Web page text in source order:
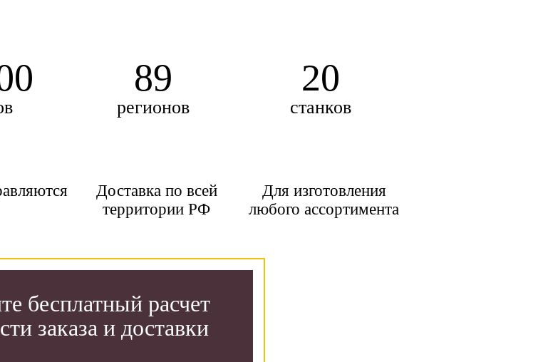
89
регионов
Доставка по всей
территории РФ
20
станков
Для изготовления
любого ассортимента
бесплатный расчет
заказа и доставки